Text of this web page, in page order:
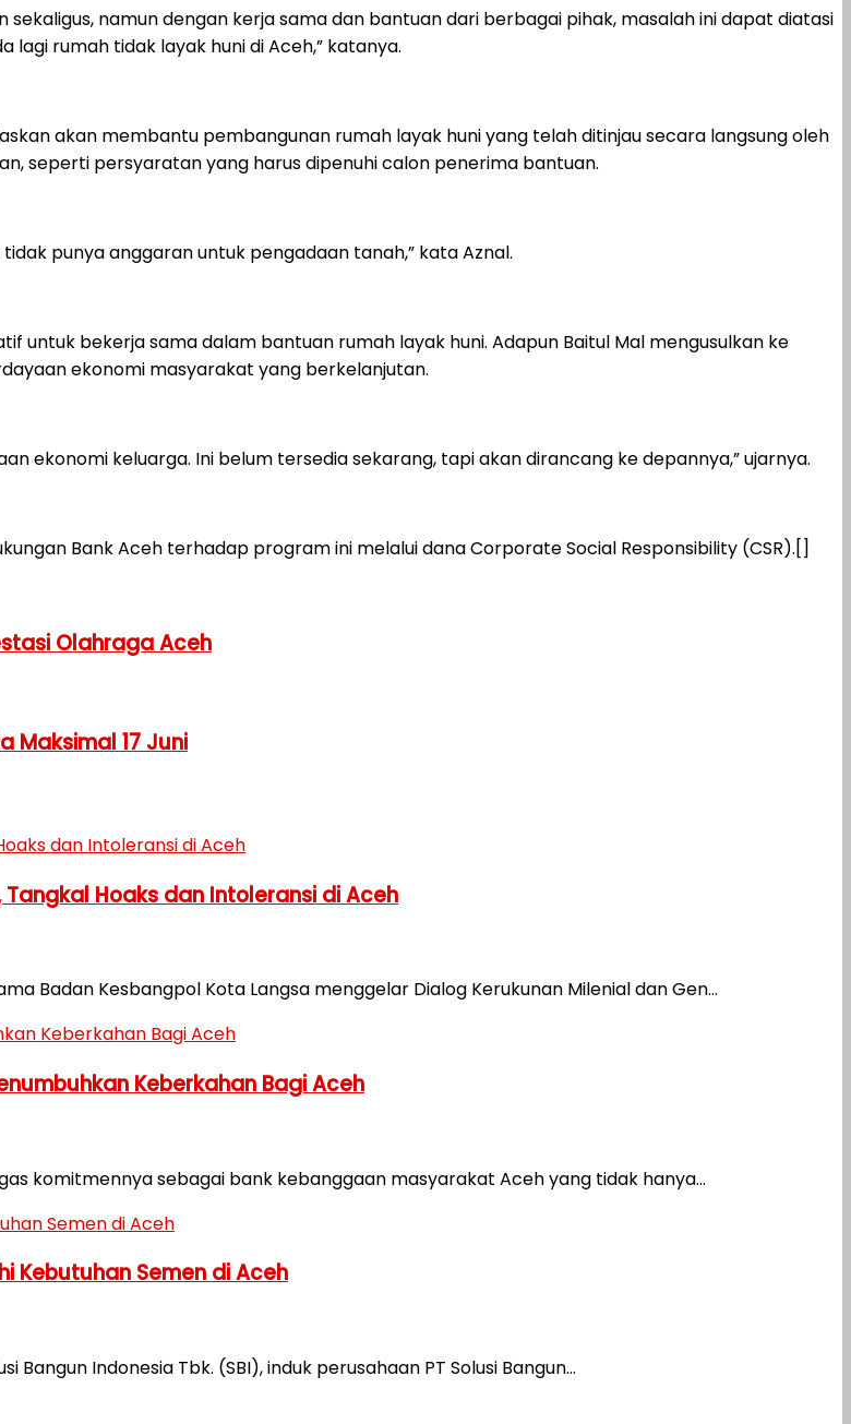
namun dengan kerja sama dan bantuan dari berbagai pihak, masalah ini dapat diatasi
lagi rumah tidak layak huni di Aceh,” katanya.
akan membantu pembangunan rumah layak huni yang telah ditinjau secara langsung oleh
seperti persyaratan yang harus dipenuhi calon penerima bantuan.
punya anggaran untuk pengadaan tanah,” kata Aznal.
untuk bekerja sama dalam bantuan rumah layak huni. Adapun Baitul Mal mengusulkan ke
ekonomi masyarakat yang berkelanjutan.
ekonomi keluarga. Ini belum tersedia sekarang, tapi akan dirancang ke depannya,” ujarnya.
Bank Aceh terhadap program ini melalui dana Corporate Social Responsibility (CSR).[]
Olahraga Aceh
Maksimal 17 Juni
Hoaks dan Intoleransi di Aceh
Badan Kesbangpol Kota Langsa menggelar Dialog Kerukunan Milenial dan Gen...
Keberkahan Bagi Aceh
komitmennya sebagai bank kebanggaan masyarakat Aceh yang tidak hanya...
Kebutuhan Semen di Aceh
Indonesia Tbk. (SBI), induk perusahaan PT Solusi Bangun...